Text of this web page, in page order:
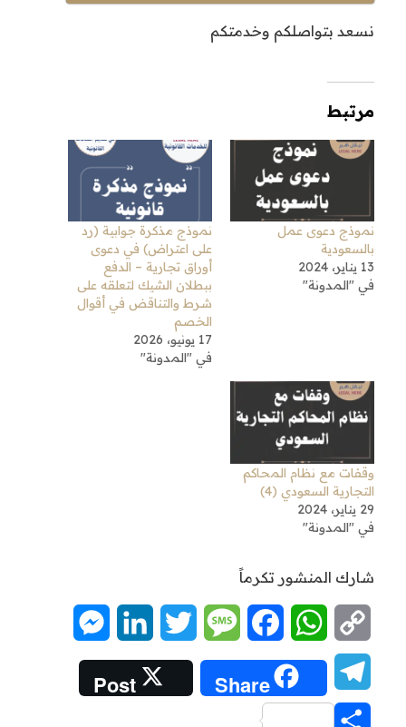
نسعد بتواصلكم وخدمتكم
مرتبط
نموذج دعوى عمل
بالسعودية
13 يناير، 2024
في "المدونة"
نموذج مذكرة جوابية (رد
على اعتراض) في دعوى
أوراق تجارية – الدفع
ببطلان الشيك لتعلقه على
شرط والتناقض في أقوال
الخصم
17 يونيو، 2026
في "المدونة"
وقفات مع نظام المحاكم
التجارية السعودي (4)
29 يناير، 2024
في "المدونة"
شارك المنشور تكرماً
Copy
Link
WhatsApp
Facebook
Message
Twitter
LinkedIn
Telegram
Share
Post